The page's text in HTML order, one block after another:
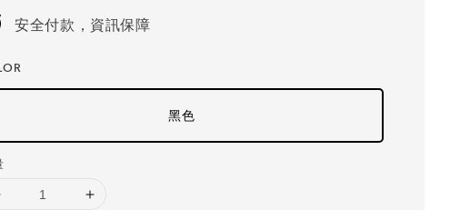
安全付款，資訊保障
黑色